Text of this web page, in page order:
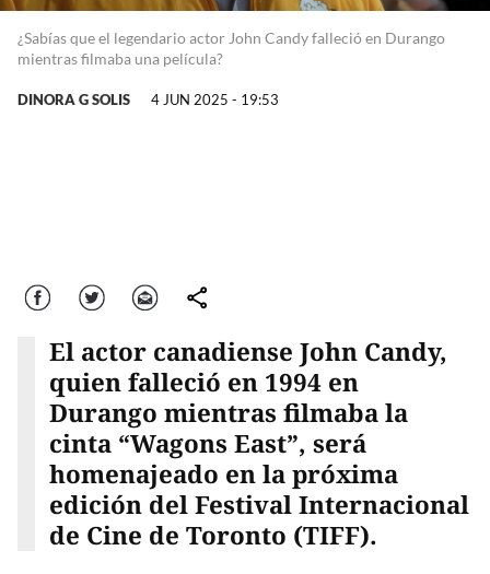
¿Sabías que el legendario actor John Candy falleció en Durango
mientras filmaba una película?
DINORA G SOLIS 4 JUN 2025 - 19:53
Facebook Twitter Correo comparte
El actor canadiense John Candy,
quien falleció en 1994 en
Durango mientras filmaba la
cinta “Wagons East”, será
homenajeado en la próxima
edición del Festival Internacional
de Cine de Toronto (TIFF).